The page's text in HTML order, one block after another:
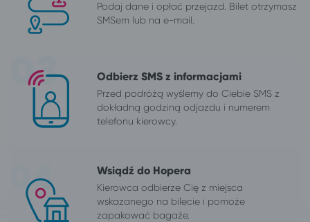
Podaj dane i opłać przejazd. Bilet otrzymasz
SMSem lub na e-mail.
Odbierz SMS z informacjami
Przed podróżą wyślemy do Ciebie SMS z
dokładną godziną odjazdu i numerem
telefonu kierowcy.
Wsiądź do Hopera
Kierowca odbierze Cię z miejsca
wskazanego na bilecie i pomoże
zapakować bagaże.